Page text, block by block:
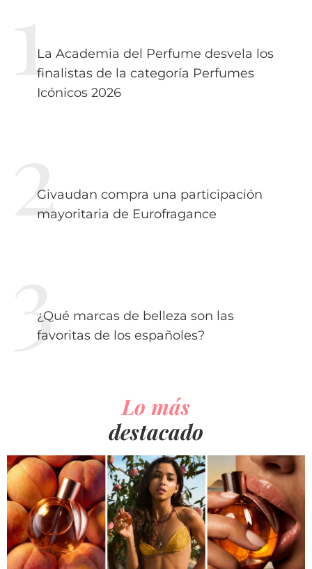
La Academia del Perfume desvela los
finalistas de la categoría Perfumes
Icónicos 2026
Givaudan compra una participación
mayoritaria de Eurofragance
¿Qué marcas de belleza son las
favoritas de los españoles?
Lo más
destacado